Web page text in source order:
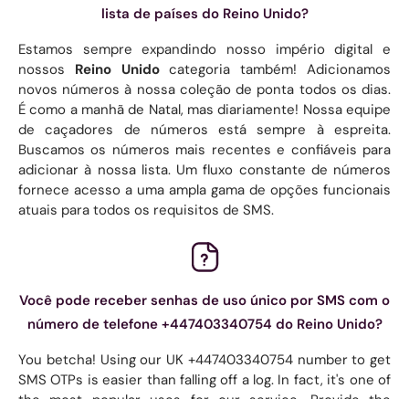
lista de países do Reino Unido?
Estamos sempre expandindo nosso império digital e
nossos Reino Unidocategoria também! Adicionamos
novos números à nossa coleção de ponta todos os dias.
É como a manhã de Natal, mas diariamente! Nossa equipe
de caçadores de números está sempre à espreita.
Buscamos os números mais recentes e confiáveis ​​para
adicionar à nossa lista. Um fluxo constante de números
fornece acesso a uma ampla gama de opções funcionais
atuais para todos os requisitos de SMS.
Você pode receber senhas de uso único por SMS com o
número de telefone +447403340754 do Reino Unido?
You betcha! Using our UK +447403340754 number to get
SMS OTPs is easier than falling off a log. In fact, it's one of